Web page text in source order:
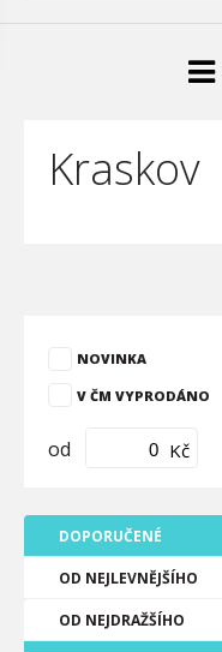
Kraskov
NOVINKA
V ČM VYPRODÁNO
od Kč
DOPORUČENÉ
OD NEJLEVNĚJŠÍHO
OD NEJDRAŽŠÍHO